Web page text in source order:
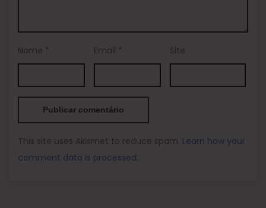
Nome * Email * Site
This site uses Akismet to reduce spam. Learn how your
comment data is processed.